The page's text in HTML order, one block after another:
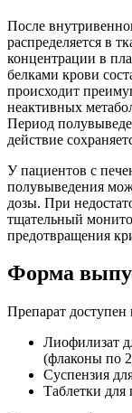
После
распределяется в
концентрации в
белками крови
происходит
неактивных
Период
действие
У пациентов с
полувыведения
дозы. При
тщательный
предотвращения
Форма
Препарат
Лиофилизат
(флаконы по
Суспензия
Таблетки для